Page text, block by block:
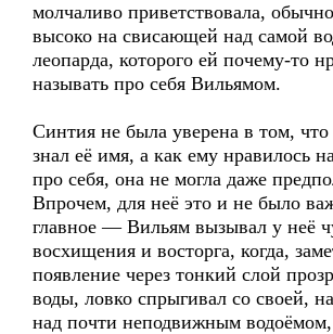
молчаливо приветствовала,
высоко на свисающей над самой
леопарда, которого ей почему-то
называть про себя Вильямом.
Синтия не была уверена в том,
знал её имя, а как ему нравилось
про себя, она не могла даже
Впрочем, для неё это и не было
главное — Вильям вызывал у неё
восхищения и восторга, когда,
появление через тонкий слой
воды, ловко спрыгивал со своей,
над почти неподвижным водоёмом,